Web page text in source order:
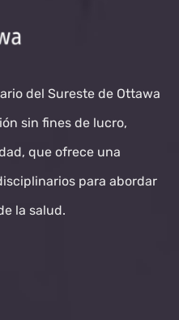
del Sureste de Ottawa
sin fines de lucro,
que ofrece una
para abordar
la salud.